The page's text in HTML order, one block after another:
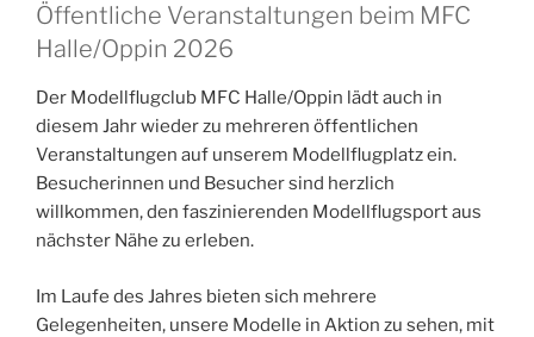
Öffentliche Veranstaltungen beim MFC
Halle/Oppin 2026
Der Modellflugclub MFC Halle/Oppin lädt auch in
diesem Jahr wieder zu mehreren öffentlichen
Veranstaltungen auf unserem Modellflugplatz ein.
Besucherinnen und Besucher sind herzlich
willkommen, den faszinierenden Modellflugsport aus
nächster Nähe zu erleben.
Im Laufe des Jahres bieten sich mehrere
Gelegenheiten, unsere Modelle in Aktion zu sehen, mit